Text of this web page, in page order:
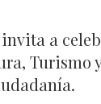
a
Turismo